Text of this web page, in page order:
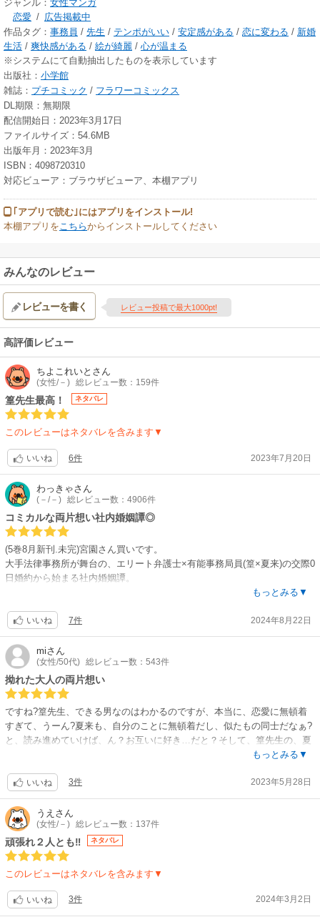
ジャンル： 女性マンガ
恋愛 / 広告掲載中
作品タグ： 事務員 / 先生 / テンポがいい / 安定感がある / 恋に変わる / 新婚
生活 / 爽快感がある / 絵が綺麗 / 心が温まる
※システムにて自動抽出したものを表示しています
出版社： 小学館
雑誌： プチコミック / フラワーコミックス
DL期限：無期限
配信開始日：2023年3月17日
ファイルサイズ：54.6MB
出版年月：2023年3月
ISBN：4098720310
対応ビューア：ブラウザビューア、本棚アプリ
｢アプリで読む｣にはアプリをインストール!
本棚アプリをこちらからインストールしてください
みんなのレビュー
レビューを書く レビュー投稿で最大1000pt!
高評価レビュー
ちよこれいと さん
(女性/－) 総レビュー数：159件
篁先生最高！ ネタバレ
このレビューはネタバレを含みます▼
いいね 6件 2023年7月20日
わっきゃさん
(－/－) 総レビュー数：4906件
コミカルな両片想い社内婚姻譚◎
(5巻8月新刊.未完)宮園さん買いです。
大手法律事務所が舞台の、エリート弁護士×有能事務局員(篁×夏来)の交際0
日婚約から始まる社内婚姻譚。
す。先生を無自覚に翻弄する夏来のおニブさも、ひとり悶々とする篁先生
も美味しい笑 思いがけない告白シーンはお気に入り◎
脇キャラがハイスペックの理性的な人ばかりで、宮園さんの他作品と似た
展開ではあるもののジレジレを楽しめています。
次巻は新キャラ有りの新展開とのことです。
◆1巻巻末にナナリュー×あすかの超短い後日譚あります
もっとみる▼
いいね 7件 2024年8月22日
miさん
(女性/50代) 総レビュー数：543件
拗れた大人の両片想い
ですね?篁先生、できる男なのはわかるのですが、本当に、恋愛に無頓着
すぎて、うーん?夏来も、自分のことに無頓着だし、似たもの同士だなぁ?
と、読み進めていけば、ん？お互いに好き…だと？そして、篁先生の、夏
来が好きと実感する描写、うっすーい?…と、ここまで少々辛口になりま
どんな形になっていくか興味が凄く湧いてしまい、宮園先生マジック‼に
かかっております?まぁ、先生の作品、いきなり‼な展開が多々あるので、
こちらはどんな、いきなり‼が待ち受けているか楽しみです?
もっとみる▼
いいね 3件 2023年5月28日
うえ さん
(女性/－) 総レビュー数：137件
頑張れ２人とも‼ ネタバレ
このレビューはネタバレを含みます▼
いいね 3件 2024年3月2日